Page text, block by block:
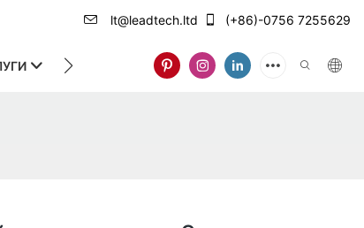
lt@leadtech.ltd (+86)-0756 7255629
ЗА НАС